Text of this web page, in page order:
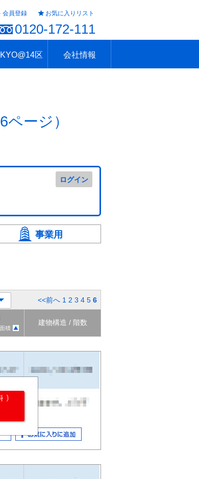
会員登録 お気に入りリスト
0120-172-111
区 会社情報
ページ）
ログイン
事業用
<<前へ 1 2 3 4 5 6
積
建物構造 / 階数